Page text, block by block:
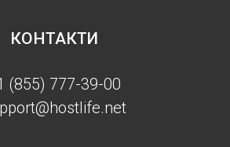
КОНТАКТИ
(855) 777-39-00